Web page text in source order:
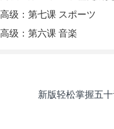
き)
う)：改(gai)→(かい)
)：費(fei)→(ひ)，用
ぎ)：定(ding)→(じょう
ん)：推(tui)→(すい)，
级：第七课 スポーツ
级：第六课 音楽
新版轻松掌握五